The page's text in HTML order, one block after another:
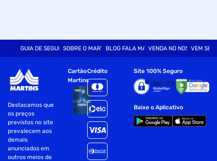
GUIA DE SEGURANÇASOBRE O MARTINSBLOG FALA MARTVENDA NO NOSSO SITE
VEM SER
Destacamos que
os preços
previstos no site
prevalecem aos
demais
anunciados em
outros meios de
Cartão
Martins
Crédito Site 100% Seguro
Baixe o Aplicativo